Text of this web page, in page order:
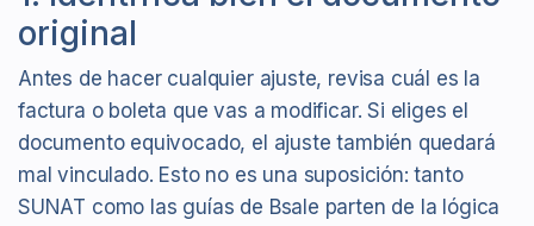
original
Antes de hacer cualquier ajuste, revisa cuál es la
factura o boleta que vas a modificar. Si eliges el
documento equivocado, el ajuste también quedará
mal vinculado. Esto no es una suposición: tanto
SUNAT como las guías de Bsale parten de la lógica